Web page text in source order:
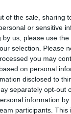
of the sale, sharing
or sensitive
by us, please use
selection. Please
you may
on personal
disclosed to
separately opt-out
information
participants.
da